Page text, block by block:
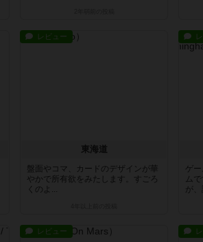
レビュー
東海道
盤面やコマ、カードのデザインが華
やかで所有欲をみたします。すごろ
くのよ...
ゲ
ム
が、
レビュー